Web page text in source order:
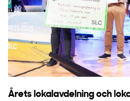
Årets lokalavdelning och